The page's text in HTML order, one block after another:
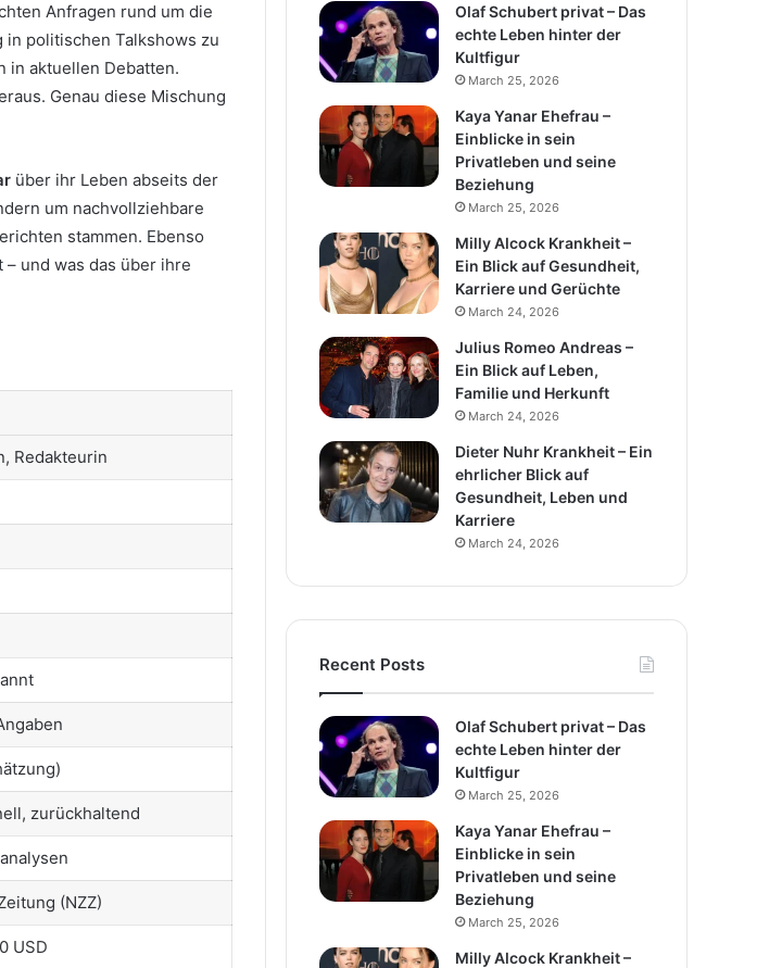
Anfragen rund um die
politischen Talkshows zu
in aktuellen Debatten.
Genau diese Mischung
über ihr Leben abseits der
um nachvollziehbare
stammen. Ebenso
und was das über ihre
Redakteurin
zurückhaltend
(NZZ)
USD
Olaf Schubert privat – Das
echte Leben hinter der
Kultfigur
March 25, 2026
Kaya Yanar Ehefrau –
Einblicke in sein
Privatleben und seine
Beziehung
March 25, 2026
Milly Alcock Krankheit –
Ein Blick auf Gesundheit,
Karriere und Gerüchte
March 24, 2026
Julius Romeo Andreas –
Ein Blick auf Leben,
Familie und Herkunft
March 24, 2026
Dieter Nuhr Krankheit – Ein
ehrlicher Blick auf
Gesundheit, Leben und
Karriere
March 24, 2026
Recent Posts
Olaf Schubert privat – Das
echte Leben hinter der
Kultfigur
March 25, 2026
Kaya Yanar Ehefrau –
Einblicke in sein
Privatleben und seine
Beziehung
March 25, 2026
Milly Alcock Krankheit –